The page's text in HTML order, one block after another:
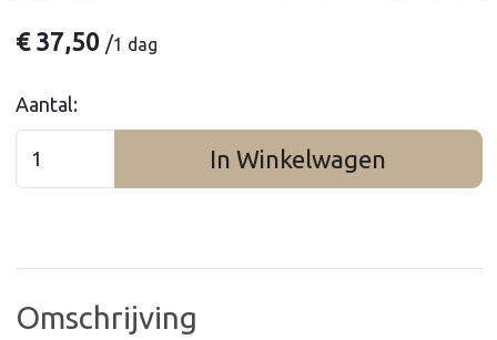
€ 37,50 /1 dag
Aantal:
In Winkelwagen
Omschrijving